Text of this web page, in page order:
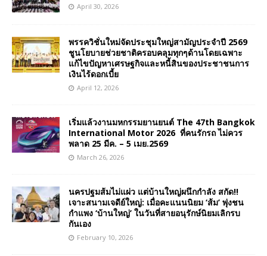
April 30, 2026
พรรควิชั่นใหม่จัดประชุมใหญ่สามัญประจำปี 2569
ชูนโยบายช่วยชาติครอบคลุมทุกๆด้านโดยเฉพาะ
แก้ไขปัญหาเศรษฐกิจและหนี้สินของประชาชนการ
เงินไร้ดอกเบี้ย
April 12, 2026
เริ่มแล้วงานมหกรรมยานยนต์ The 47th Bangkok
International Motor 2026 ที่คนรักรถ ไม่ควร
พลาด 25 มีค. – 5 เมย.2569
March 26, 2026
นครปฐมส้มไม่แผ่ว แต่บ้านใหญ่ผนึกกำลัง สกัด!!
เจาะสนามเจดีย์ใหญ่: เมื่อคะแนนนิยม ‘ส้ม’ พุ่งชน
กำแพง ‘บ้านใหญ่’ ในวันที่สายอนุรักษ์นิยมเลิกรบ
กันเอง
February 10, 2026